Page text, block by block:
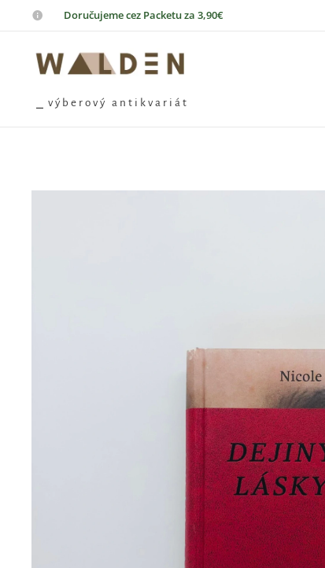
Doručujeme cez Packetu za 3,90€
⎯ v ý b e r o v ý a n t i k v a r i á t